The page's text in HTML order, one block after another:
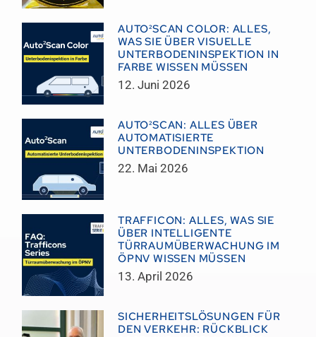
AUTO²SCAN COLOR: ALLES,
WAS SIE ÜBER VISUELLE
UNTERBODENINSPEKTION IN
FARBE WISSEN MÜSSEN
12. Juni 2026
AUTO²SCAN: ALLES ÜBER
AUTOMATISIERTE
UNTERBODENINSPEKTION
22. Mai 2026
TRAFFICON: ALLES, WAS SIE
ÜBER INTELLIGENTE
TÜRRAUMÜBERWACHUNG IM
ÖPNV WISSEN MÜSSEN
13. April 2026
SICHERHEITSLÖSUNGEN FÜR
DEN VERKEHR: RÜCKBLICK